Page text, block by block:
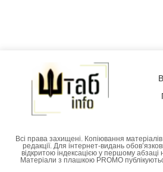
Всі права захищені. Копіювання
редакції. Для інтернет-видань
відкритою індексацією у першому
Матеріали з плашкою PROMO